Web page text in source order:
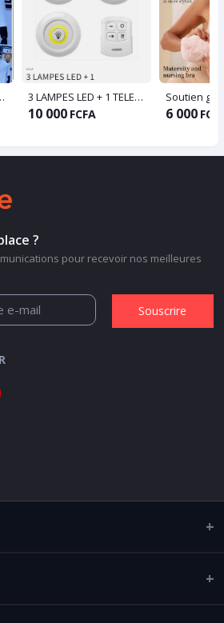
3 LAMPES LED + 1 TELEOMMANDE
10 000 FCFA 6 000
?
pour recevoir nos meilleures
Souscrire